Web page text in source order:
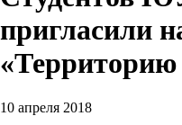
пригласили
«Территорию
10 апреля 2018